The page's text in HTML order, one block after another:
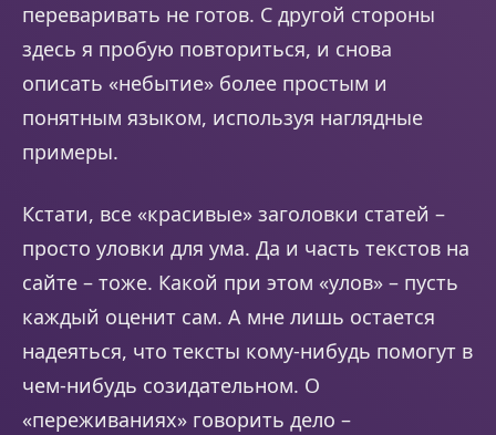
переваривать не готов. С другой стороны
здесь я пробую повториться, и снова
описать «небытие» более простым и
понятным языком, используя наглядные
примеры.
Кстати, все «красивые» заголовки статей –
просто уловки для ума. Да и часть текстов на
сайте – тоже. Какой при этом «улов» – пусть
каждый оценит сам. А мне лишь остается
надеяться, что тексты кому-нибудь помогут в
чем-нибудь созидательном. О
«переживаниях» говорить дело –